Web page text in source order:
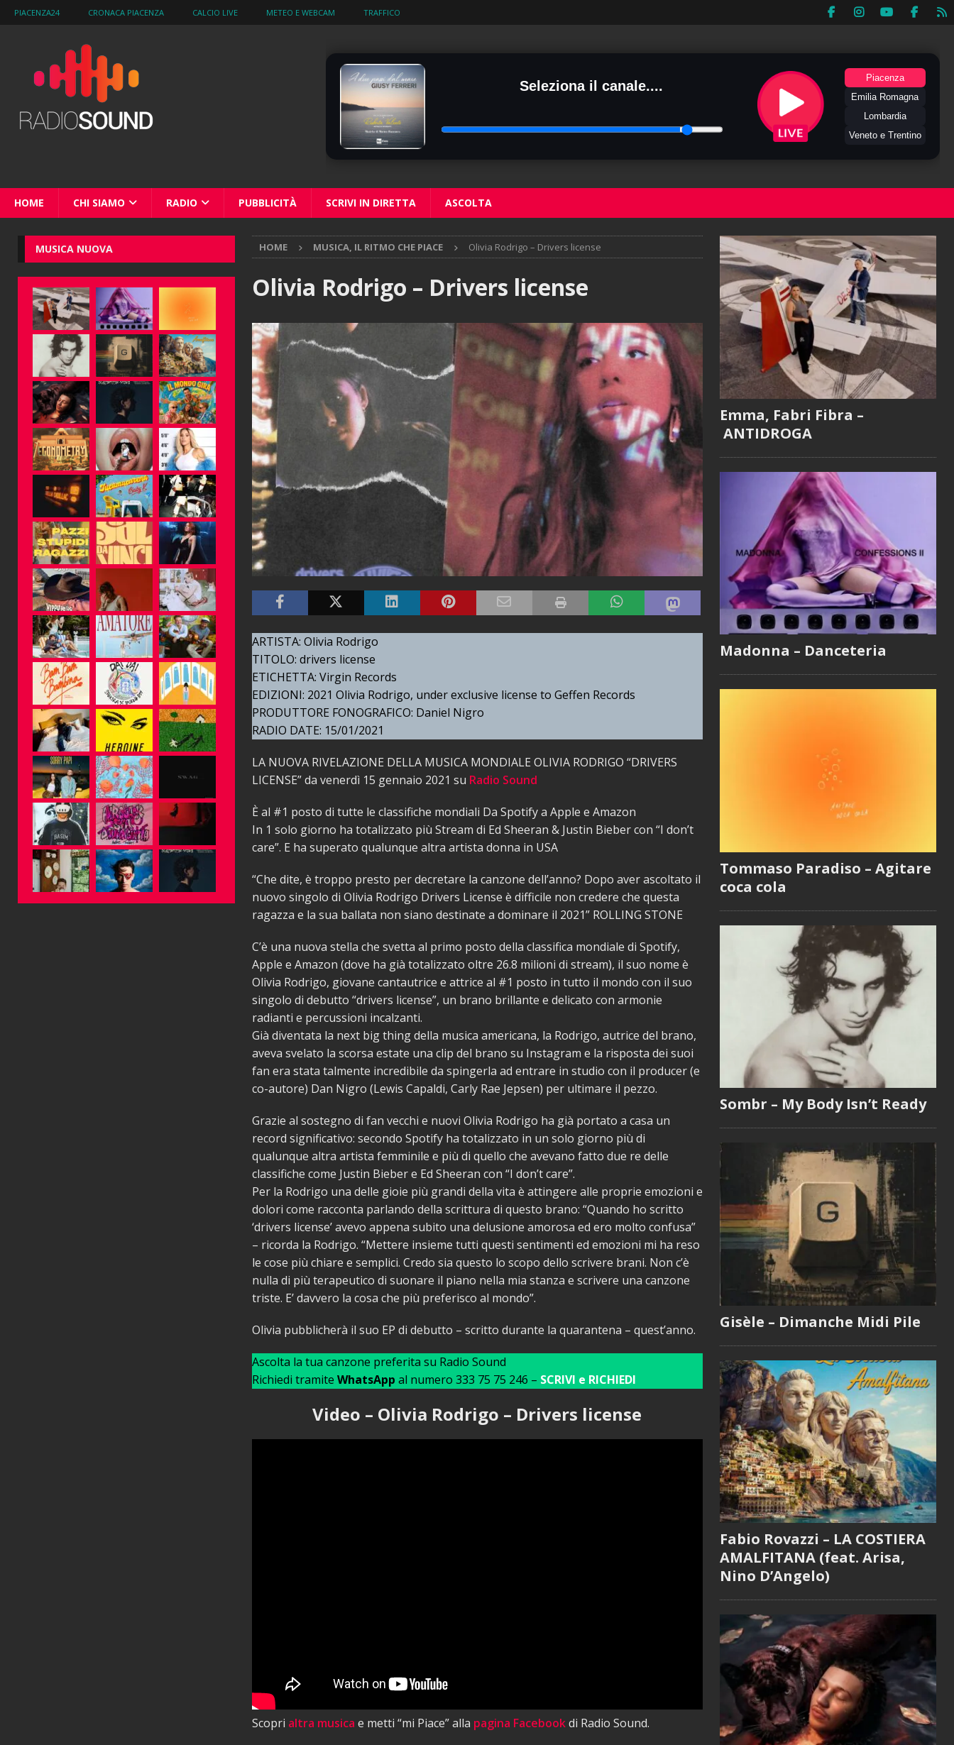
PIACENZA24 CRONACA PIACENZA CALCIO LIVE METEO E WEBCAM TRAFFICO
Seleziona il canale....
Piacenza
Emilia Romagna
Lombardia
Veneto e Trentino
HOME CHI SIAMO RADIO PUBBLICITÀ SCRIVI IN DIRETTA ASCOLTA
HOME MUSICA, IL RITMO CHE PIACE Olivia Rodrigo – Drivers license
Olivia Rodrigo – Drivers license
ARTISTA: Olivia Rodrigo
TITOLO: drivers license
ETICHETTA: Virgin Records
EDIZIONI: 2021 Olivia Rodrigo, under exclusive license to Geffen Records
PRODUTTORE FONOGRAFICO: Daniel Nigro
RADIO DATE: 15/01/2021
LA NUOVA RIVELAZIONE DELLA MUSICA MONDIALE OLIVIA RODRIGO “DRIVERS
LICENSE” da venerdì 15 gennaio 2021 su Radio Sound
È al #1 posto di tutte le classifiche mondiali Da Spotify a Apple e Amazon
In 1 solo giorno ha totalizzato più Stream di Ed Sheeran & Justin Bieber con “I don’t
care”. E ha superato qualunque altra artista donna in USA
“Che dite, è troppo presto per decretare la canzone dell’anno? Dopo aver ascoltato il
nuovo singolo di Olivia Rodrigo Drivers License è difficile non credere che questa
ragazza e la sua ballata non siano destinate a dominare il 2021” ROLLING STONE
C’è una nuova stella che svetta al primo posto della classifica mondiale di Spotify,
Apple e Amazon (dove ha già totalizzato oltre 26.8 milioni di stream), il suo nome è
Olivia Rodrigo, giovane cantautrice e attrice al #1 posto in tutto il mondo con il suo
singolo di debutto “drivers license”, un brano brillante e delicato con armonie
radianti e percussioni incalzanti.
Già diventata la next big thing della musica americana, la Rodrigo, autrice del brano,
aveva svelato la scorsa estate una clip del brano su Instagram e la risposta dei suoi
fan era stata talmente incredibile da spingerla ad entrare in studio con il producer (e
co-autore) Dan Nigro (Lewis Capaldi, Carly Rae Jepsen) per ultimare il pezzo.
Grazie al sostegno di fan vecchi e nuovi Olivia Rodrigo ha già portato a casa un
record significativo: secondo Spotify ha totalizzato in un solo giorno più di
qualunque altra artista femminile e più di quello che avevano fatto due re delle
classifiche come Justin Bieber e Ed Sheeran con “I don’t care”.
Per la Rodrigo una delle gioie più grandi della vita è attingere alle proprie emozioni e
dolori come racconta parlando della scrittura di questo brano: “Quando ho scritto
‘drivers license’ avevo appena subito una delusione amorosa ed ero molto confusa”
– ricorda la Rodrigo. “Mettere insieme tutti questi sentimenti ed emozioni mi ha reso
le cose più chiare e semplici. Credo sia questo lo scopo dello scrivere brani. Non c’è
nulla di più terapeutico di suonare il piano nella mia stanza e scrivere una canzone
triste. E’ davvero la cosa che più preferisco al mondo”.
Olivia pubblicherà il suo EP di debutto – scritto durante la quarantena – quest’anno.
Ascolta la tua canzone preferita su Radio Sound
Richiedi tramite WhatsApp al numero 333 75 75 246 – SCRIVI e RICHIEDI
Video – Olivia Rodrigo – Drivers license
Scopri altra musica e metti “mi Piace” alla pagina Facebookdi Radio Sound.
MUSICA NUOVA
Emma, Fabri Fibra –
ANTIDROGA
Madonna – Danceteria
Tommaso Paradiso – Agitare
coca cola
Sombr – My Body Isn’t Ready
Gisèle – Dimanche Midi Pile
Fabio Rovazzi – LA COSTIERA
AMALFITANA (feat. Arisa,
Nino D’Angelo)